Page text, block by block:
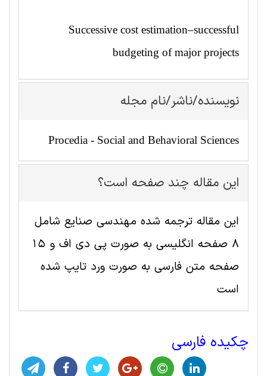
Successive cost estimation–successful
budgeting of major projects
نویسنده/ناشر/نام مجله
Procedia - Social and Behavioral Sciences
این مقاله چند صفحه است؟
این مقاله ترجمه شده مهندسی صنايع شامل
8 صفحه انگلیسی به صورت پی دی اف و 15
صفحه متن فارسی به صورت ورد تایپ شده
است
چکیده فارسی